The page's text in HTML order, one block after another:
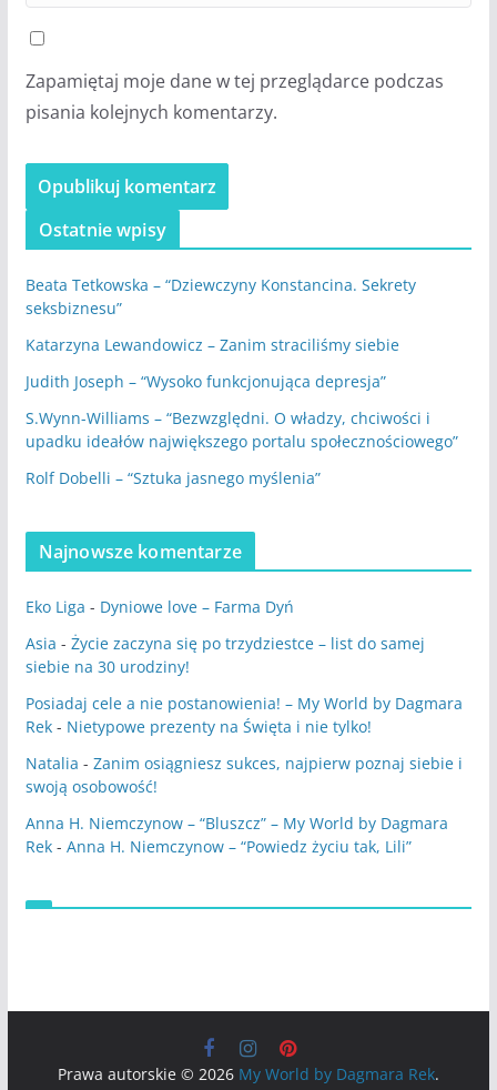
Zapamiętaj moje dane w tej przeglądarce podczas
pisania kolejnych komentarzy.
Ostatnie wpisy
Beata Tetkowska – “Dziewczyny Konstancina. Sekrety
seksbiznesu”
Katarzyna Lewandowicz – Zanim straciliśmy siebie
Judith Joseph – “Wysoko funkcjonująca depresja”
S.Wynn-Williams – “Bezwzględni. O władzy, chciwości i
upadku ideałów największego portalu społecznościowego”
Rolf Dobelli – “Sztuka jasnego myślenia”
Najnowsze komentarze
Eko Liga - Dyniowe love – Farma Dyń
Asia - Życie zaczyna się po trzydziestce – list do samej
siebie na 30 urodziny!
Posiadaj cele a nie postanowienia! – My World by Dagmara
Rek- Nietypowe prezenty na Święta i nie tylko!
Natalia - Zanim osiągniesz sukces, najpierw poznaj siebie i
swoją osobowość!
Anna H. Niemczynow – “Bluszcz” – My World by Dagmara
Rek- Anna H. Niemczynow – “Powiedz życiu tak, Lili”
Prawa autorskie © 2026 My World by Dagmara Rek.